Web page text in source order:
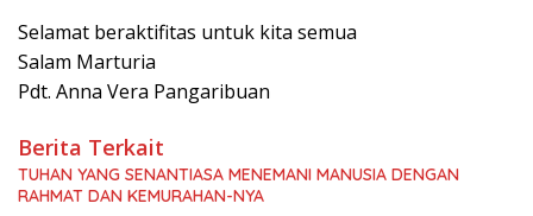
Selamat beraktifitas untuk kita semua
Salam Marturia
Pdt. Anna Vera Pangaribuan
Berita Terkait
TUHAN YANG SENANTIASA MENEMANI MANUSIA DENGAN
RAHMAT DAN KEMURAHAN-NYA